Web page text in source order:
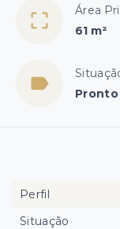
Área
61 m²
Pronto
Perfil
Situação